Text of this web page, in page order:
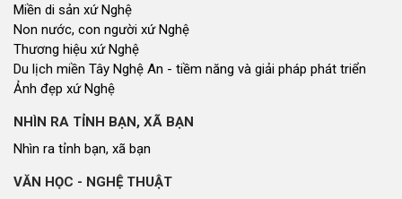
Miền di sản xứ Nghệ
Non nước, con người xứ Nghệ
Thương hiệu xứ Nghệ
Du lịch miền Tây Nghệ An - tiềm năng và giải pháp phát triển
Ảnh đẹp xứ Nghệ
NHÌN RA TỈNH BẠN, XÃ BẠN
Nhìn ra tỉnh bạn, xã bạn
VĂN HỌC - NGHỆ THUẬT